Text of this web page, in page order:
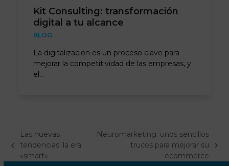
Kit Consulting: transformación
digital a tu alcance
BLOG
La digitalización es un proceso clave para
mejorar la competitividad de las empresas, y
el…
previous
post:
Las nuevas
tendencias: la era
«smart»
post:
Neuromarketing: unos sencillos
trucos para mejorar su
ecommerce